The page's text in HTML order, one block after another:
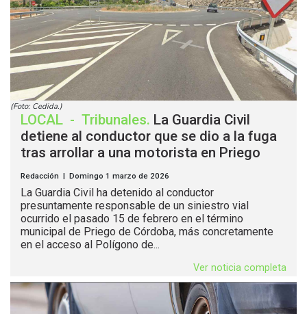
(Foto: Cedida.)
LOCAL - Tribunales. La Guardia Civil
detiene al conductor que se dio a la fuga
tras arrollar a una motorista en Priego
Redacción | Domingo 1 marzo de 2026
La Guardia Civil ha detenido al conductor
presuntamente responsable de un siniestro vial
ocurrido el pasado 15 de febrero en el término
municipal de Priego de Córdoba, más concretamente
en el acceso al Polígono de...
Ver noticia completa